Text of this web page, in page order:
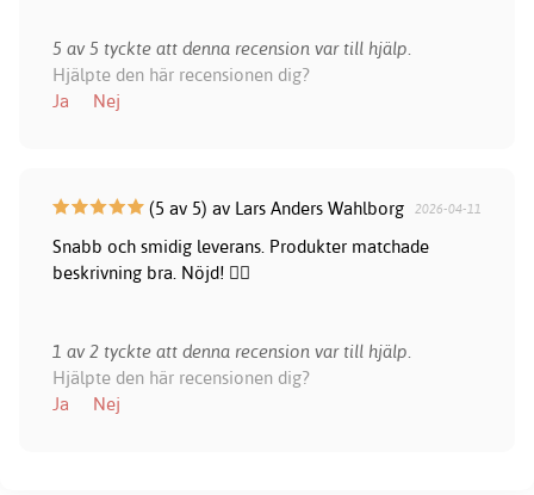
5 av 5 tyckte att denna recension var till hjälp.
Hjälpte den här recensionen dig?
Ja
Nej
(5 av 5) av Lars Anders Wahlborg 2026-04-11
Snabb och smidig leverans. Produkter matchade
beskrivning bra. Nöjd! 👍🏻
1 av 2 tyckte att denna recension var till hjälp.
Hjälpte den här recensionen dig?
Ja
Nej